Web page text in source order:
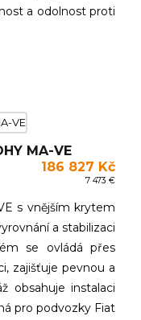
a odolnost proti
MA-VE
186 827 Kč
7 473 €
s vnějším krytem
a stabilizaci
se ovládá přes
zajišťuje pevnou a
obsahuje instalaci
pro podvozky Fiat